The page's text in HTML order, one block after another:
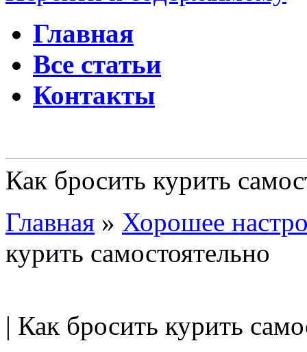
Главная
Все статьи
Контакты
Как бросить курить
Главная » Хорошее
курить самостоятельно
| Как бросить курить